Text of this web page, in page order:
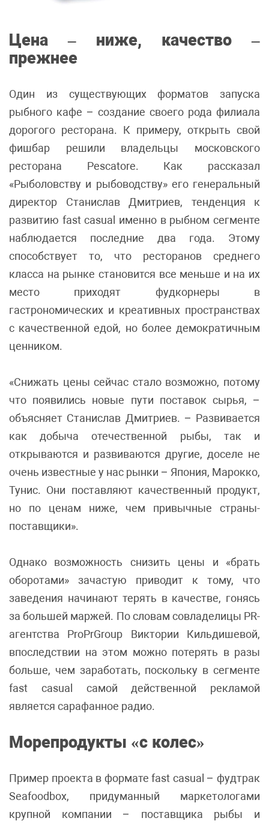
Цена– ниже, качество–
прежнее
Один из существующих форматов запуска
рыбного кафе – создание своего рода филиала
дорогого ресторана. К примеру, открыть свой
фишбар решили владельцы московского
ресторана Pescatore. Как рассказал
«Рыболовству и рыбоводству» его генеральный
директор Станислав Дмитриев, тенденция к
развитию fast casual именно в рыбном сегменте
наблюдается последние два года. Этому
способствует то, что ресторанов среднего
класса на рынке становится все меньше и на их
место приходят фудкорнеры в
гастрономических и креативных пространствах
с качественной едой, но более демократичным
ценником.
«Снижать цены сейчас стало возможно, потому
что появились новые пути поставок сырья, –
объясняет Станислав Дмитриев. – Развивается
как добыча отечественной рыбы, так и
открываются и развиваются другие, доселе не
очень известные у нас рынки – Япония, Марокко,
Тунис. Они поставляют качественный продукт,
но по ценам ниже, чем привычные страны-
поставщики».
Однако возможность снизить цены и «брать
оборотами» зачастую приводит к тому, что
заведения начинают терять в качестве, гонясь
за большей маржей. По словам совладелицы PR-
агентства ProPrGroup Виктории Кильдишевой,
впоследствии на этом можно потерять в разы
больше, чем заработать, поскольку в сегменте
fast casual самой действенной рекламой
является сарафанное радио.
Морепродукты «с колес»
Пример проекта в формате fast casual – фудтрак
Seafoodbox, придуманный маркетологами
крупной компании – поставщика рыбы и